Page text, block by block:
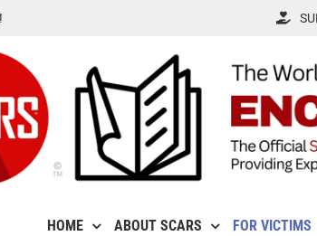
HOME ABOUT SCARS FOR VICTIMS